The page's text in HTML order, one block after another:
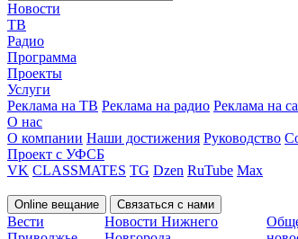
Новости
ТВ
Радио
Программа
Проекты
Услуги
Реклама на ТВ Реклама на радио Реклама на
О нас
О компании Наши достижения Руководство
Проект с УФСБ
VK CLASSMATES TG Dzen RuTube Max
Online вещание Связаться с нами
Вести
Новости Нижнего